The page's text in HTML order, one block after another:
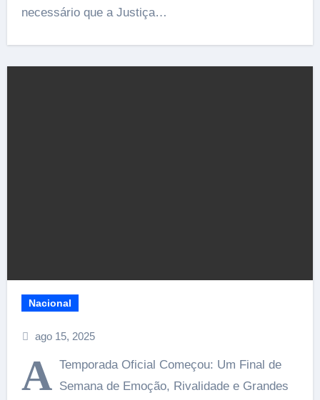
necessário que a Justiça…
Nacional
ago 15, 2025
A Temporada Oficial Começou: Um Final de
Semana de Emoção, Rivalidade e Grandes